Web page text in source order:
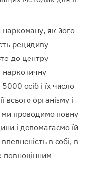
як його
рецидиву –
до центру
осіб і їх число
організму і
ми проводимо повну
і допомагаємо їй
в собі, в
повноцінним